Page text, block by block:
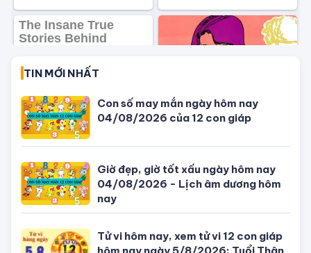
mắn, vạn sự hanh thông?
Lý giải tại sao khi đang ngủ mơ đến
bởi tác động bên ngoài